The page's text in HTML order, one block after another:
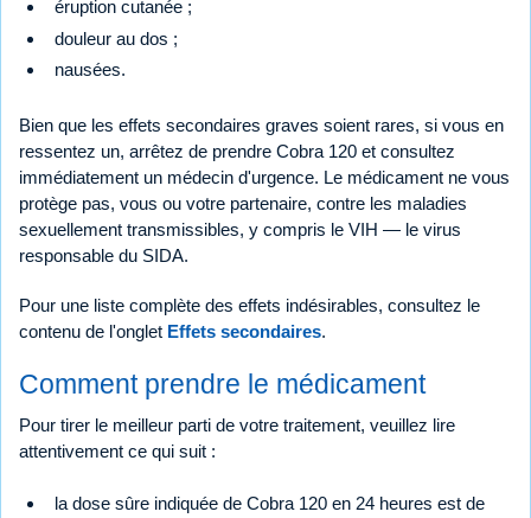
éruption cutanée ;
douleur au dos ;
nausées.
Bien que les effets secondaires graves soient rares, si vous en
ressentez un, arrêtez de prendre Cobra 120 et consultez
immédiatement un médecin d'urgence. Le médicament ne vous
protège pas, vous ou votre partenaire, contre les maladies
sexuellement transmissibles, y compris le VIH — le virus
responsable du SIDA.
Pour une liste complète des effets indésirables, consultez le
contenu de l'onglet Effets secondaires.
Comment prendre le médicament
Pour tirer le meilleur parti de votre traitement, veuillez lire
attentivement ce qui suit :
la dose sûre indiquée de Cobra 120 en 24 heures est de